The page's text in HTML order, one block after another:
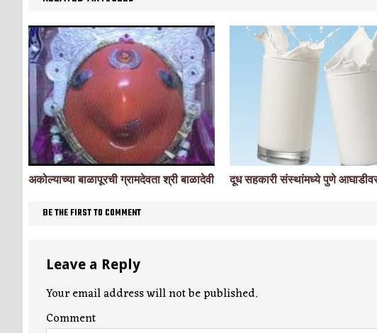
अकोल्याच्या बाळापूरची ग्रामदेवता श्री बाळादेवी दूध सहकारी संस्थांमध्ये पुणे
BE THE FIRST TO COMMENT
Leave a Reply
Your email address will not be published.
Comment